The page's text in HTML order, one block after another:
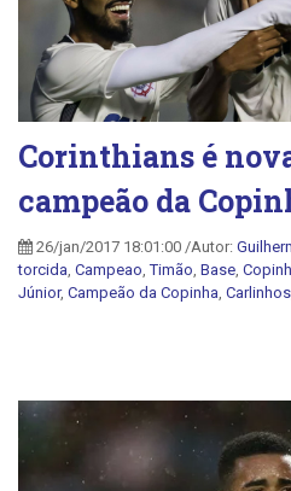
Corinthians é
campeão da
26/jan/2017 18:01:00 /Autor:
torcida, Campeao,Timão, Base,
Júnior, Campeão da Copinha, Carlinhos